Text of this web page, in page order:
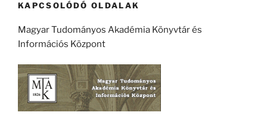
KAPCSOLÓDÓ OLDALAK
Magyar Tudományos Akadémia Könyvtár és
Információs Központ